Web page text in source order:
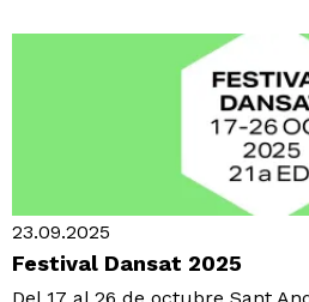
23.09.2025
Festival Dansat 2025